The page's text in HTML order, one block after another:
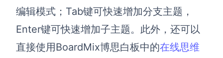
AI生成竞品分析
AI生成安索夫矩阵
AI生成Grow模型
编辑模式；Tab键可快速增加分支主题，
Enter键可快速增加子主题。此外，还可以
直接使用BoardMix博思白板中的在线思维